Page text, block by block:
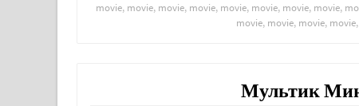
movie, movie, movie, movie, movie, movie, movie, movie,
movie, movie, movie, movie,
Мультик